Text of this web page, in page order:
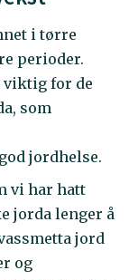
i tørre
perioder.
viktig for de
som
jordhelse.
vi har hatt
jorda lenger å
jord
og